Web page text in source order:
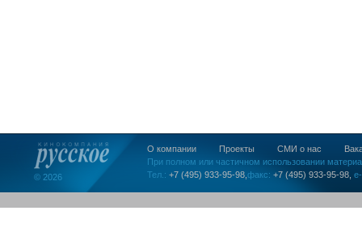
© 2026
О компании Проекты СМИ о нас
При полном или частичном использовании
Тел.: +7 (495) 933-95-98, факс: +7 (495) 933-95-98,